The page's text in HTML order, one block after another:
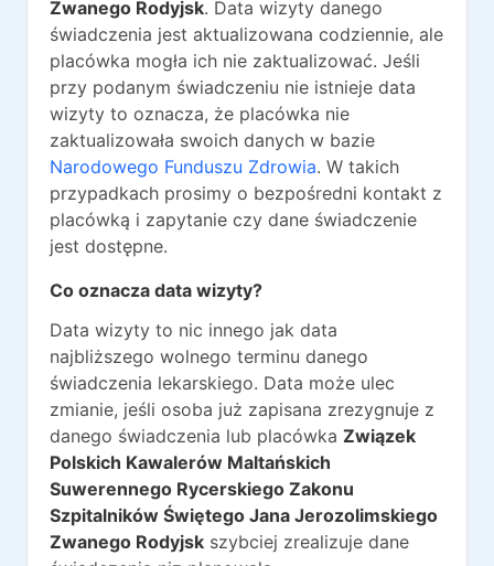
Zwanego Rodyjsk. Data wizyty danego
świadczenia jest aktualizowana codziennie, ale
placówka mogła ich nie zaktualizować. Jeśli
przy podanym świadczeniu nie istnieje data
wizyty to oznacza, że placówka nie
zaktualizowała swoich danych w bazie
Narodowego Funduszu Zdrowia. W takich
przypadkach prosimy o bezpośredni kontakt z
placówką i zapytanie czy dane świadczenie
jest dostępne.
Co oznacza data wizyty?
Data wizyty to nic innego jak data
najbliższego wolnego terminu danego
świadczenia lekarskiego. Data może ulec
zmianie, jeśli osoba już zapisana zrezygnuje z
danego świadczenia lub placówka Związek
Polskich Kawalerów Maltańskich
Suwerennego Rycerskiego Zakonu
Szpitalników Świętego Jana Jerozolimskiego
Zwanego Rodyjsk szybciej zrealizuje dane